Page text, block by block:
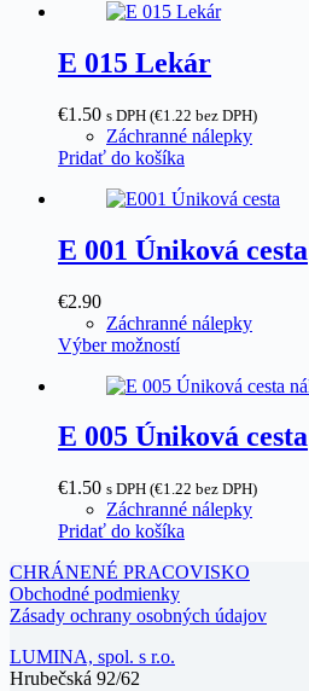
má
variantov.
Možnosti
môžete
vybrať
na
stránke
produktu.
E 015 Lekár
€1.50 s DPH (€1.22 bez DPH)
Záchranné nálepky
Pridať do košíka
E 001 Úniková cesta
€2.90
Záchranné nálepky
Výber možnostíTento
má
variantov.
Možnosti
môžete
vybrať
na
stránke
produktu.
E 005 Úniková cesta
€1.50 s DPH (€1.22 bez DPH)
Záchranné nálepky
Pridať do košíka
CHRÁNENÉ PRACOVISKO
Obchodné podmienky
Zásady ochrany osobných údajov
LUMINA, spol. s r.o.
Hrubečská 92/62